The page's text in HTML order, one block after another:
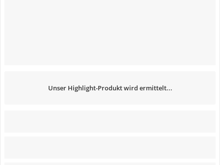
Unser Highlight-Produkt wird ermittelt...